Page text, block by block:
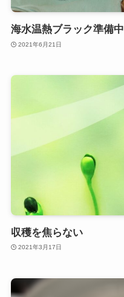
海水温熱ブラック準備中
2021年6月21日
収穫を焦らない
2021年3月17日